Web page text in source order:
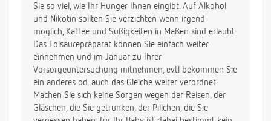
Sie so viel, wie Ihr Hunger Ihnen eingibt. Auf Alkohol
und Nikotin sollten Sie verzichten wenn irgend
möglich, Kaffee und Süßigkeiten in Maßen sind erlaubt.
Das Folsäurepräparat können Sie einfach weiter
einnehmen und im Januar zu Ihrer
Vorsorgeuntersuchung mitnehmen, evtl bekommen Sie
ein anderes od. auch das Gleiche weiter verordnet.
Machen Sie sich keine Sorgen wegen der Reisen, der
Gläschen, die Sie getrunken, der Pillchen, die Sie